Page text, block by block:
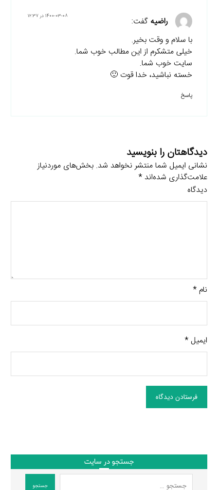
راضیه گفت: ۱۴۰۰-۰۳-۰۸ در ۱۲:۳۷
با سلام و وقت بخیر.
خیلی متشکرم از این مطالب خوب شما.
سایت خوب شما.
خسته نباشید، خدا قوت 🙂
پاسخ
دیدگاهتان را بنویسید
نشانی ایمیل شما منتشر نخواهد شد. بخش‌های موردنیاز
علامت‌گذاری شده‌اند*
دیدگاه
نام*
ایمیل*
فرستادن دیدگاه
جستجو در سایت
جستجو